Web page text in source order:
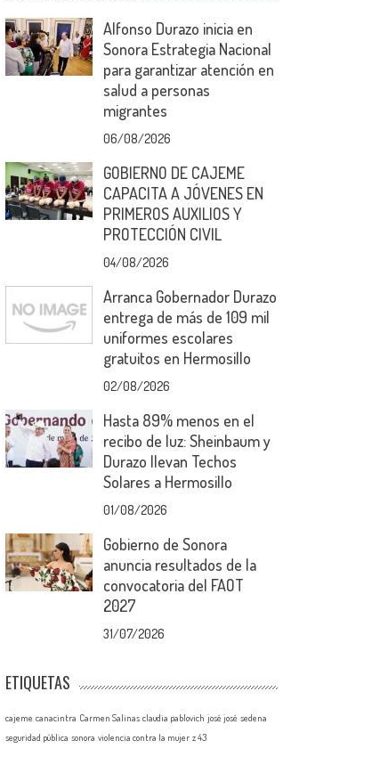
Alfonso Durazo inicia en
Sonora Estrategia Nacional
para garantizar atención en
salud a personas
migrantes
06/08/2026
GOBIERNO DE CAJEME
CAPACITA A JÓVENES EN
PRIMEROS AUXILIOS Y
PROTECCIÓN CIVIL
04/08/2026
Arranca Gobernador Durazo
entrega de más de 109 mil
uniformes escolares
gratuitos en Hermosillo
02/08/2026
Hasta 89% menos en el
recibo de luz: Sheinbaum y
Durazo llevan Techos
Solares a Hermosillo
01/08/2026
Gobierno de Sonora
anuncia resultados de la
convocatoria del FAOT
2027
31/07/2026
ETIQUETAS
cajeme canacintra Carmen Salinas claudia pablovich josé josé sedena
seguridad pública sonora violencia contra la mujer z 43